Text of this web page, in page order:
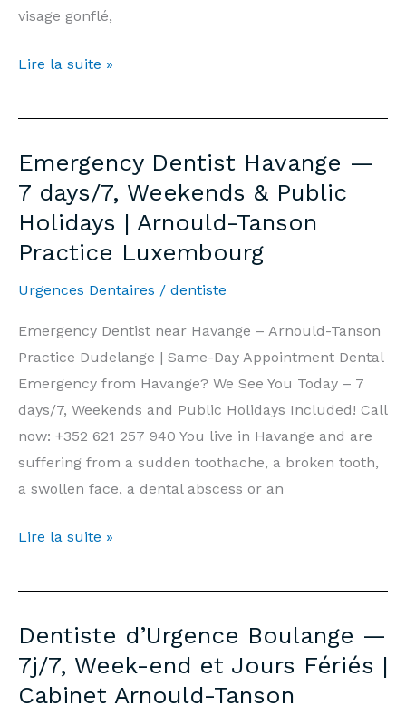
visage gonflé,
Dentiste
Havange
7j/7,
Week-
end
et
Fériés
|
Cabinet
Arnould-
Tanson
Luxembourg
Lire la suite »
Emergency Dentist Havange —
7 days/7, Weekends & Public
Holidays | Arnould-Tanson
Practice Luxembourg
Urgences Dentaires / dentiste
Emergency Dentist near Havange – Arnould-Tanson
Practice Dudelange | Same-Day Appointment Dental
Emergency from Havange? We See You Today – 7
days/7, Weekends and Public Holidays Included! Call
now: +352 621 257 940 You live in Havange and are
suffering from a sudden toothache, a broken tooth,
a swollen face, a dental abscess or an
Emergency
Havange
7
days/7,
Weekends
Lire la suite »
Dentiste d’Urgence Boulange —
7j/7, Week-end et Jours Fériés |
Cabinet Arnould-Tanson